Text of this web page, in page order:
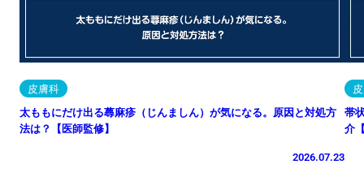
皮膚科
太ももにだけ出る蕁麻疹（じんましん）が気になる。原因と対処方
法は？【医師監修】
2026.07.23
帯
介